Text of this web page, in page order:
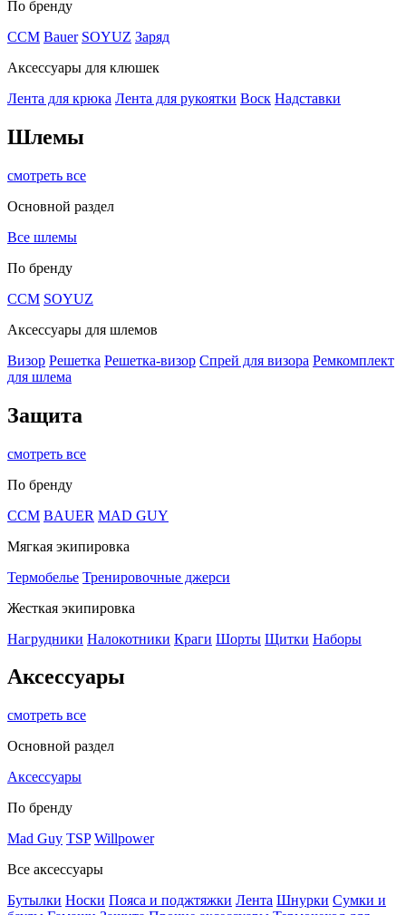
По бренду
CCM Bauer SOYUZ Заряд
Аксессуары для клюшек
Лента для крюка Лента для рукоятки Воск Надставки
Шлемы
смотреть все
Основной раздел
Все шлемы
По бренду
CCM SOYUZ
Аксессуары для шлемов
Визор Решетка Решетка-визор Спрей для визора Ремкомплект
для шлема
Защита
смотреть все
По бренду
CCM BAUER MAD GUY
Мягкая экипировка
Термобелье Тренировочные джерси
Жесткая экипировка
Нагрудники Налокотники Краги Шорты Щитки Наборы
Аксессуары
смотреть все
Основной раздел
Аксессуары
По бренду
Mad Guy TSP Willpower
Все аксессуары
Бутылки Носки Пояса и поджтяжки Лента Шнурки Сумки и